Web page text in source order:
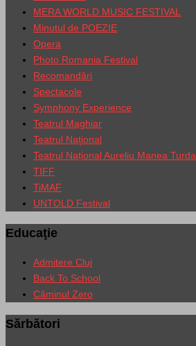
MERA WORLD MUSIC FESTIVAL
Minutul de POEZIE
Opera
Photo Romania Festival
Recomandări
Spectacole
Symphony Experience
Teatrul Maghiar
Teatrul Naţional
Teatrul Național Aureliu Manea Turda
TIFF
TiMAF
UNTOLD Festival
Educaţie
Admitere Cluj
Back To School
Căminul Zero
Sărbători